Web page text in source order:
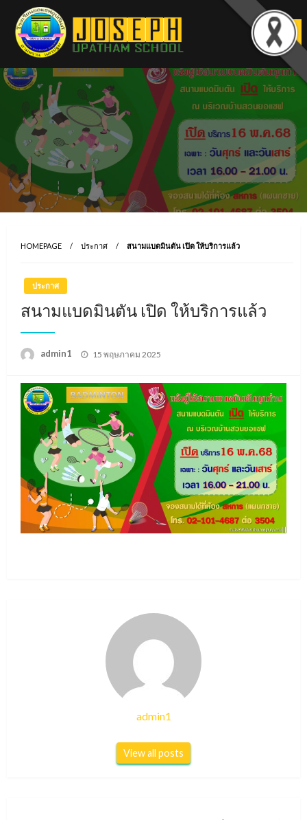
content
HOMEPAGE ประกาศ สนามแบดมินตัน เปิด ให้บริการแล้ว
ประกาศ
สนามแบดมินตัน เปิด ให้บริการแล้ว
admin1
Posted
15 พฤษภาคม 2025
admin1
View all posts